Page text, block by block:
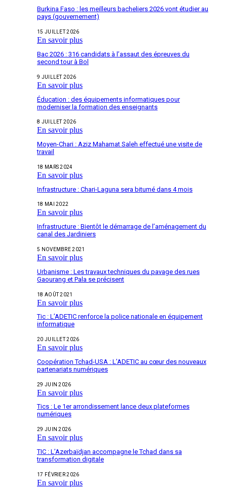
Burkina Faso : les meilleurs bacheliers 2026 vont étudier au
pays (gouvernement)
15 JUILLET 2026
En savoir plus
Bac 2026 : 316 candidats à l’assaut des épreuves du
second tour à Bol
9 JUILLET 2026
En savoir plus
Éducation : des équipements informatiques pour
moderniser la formation des enseignants
8 JUILLET 2026
En savoir plus
Moyen-Chari : Aziz Mahamat Saleh effectué une visite de
travail
18 MARS 2024
En savoir plus
Infrastructure : Chari-Laguna sera bitumé dans 4 mois
18 MAI 2022
En savoir plus
Infrastructure : Bientôt le démarrage de l’aménagement du
canal des Jardiniers
5 NOVEMBRE 2021
En savoir plus
Urbanisme : Les travaux techniques du pavage des rues
Gaourang et Pala se précisent
18 AOÛT 2021
En savoir plus
Tic : L’ADETIC renforce la police nationale en équipement
informatique
20 JUILLET 2026
En savoir plus
Coopération Tchad-USA : L’ADETIC au cœur des nouveaux
partenariats numériques
29 JUIN 2026
En savoir plus
Tics : Le 1er arrondissement lance deux plateformes
numériques
29 JUIN 2026
En savoir plus
TIC : L’Azerbaïdjan accompagne le Tchad dans sa
transformation digitale
17 FÉVRIER 2026
En savoir plus